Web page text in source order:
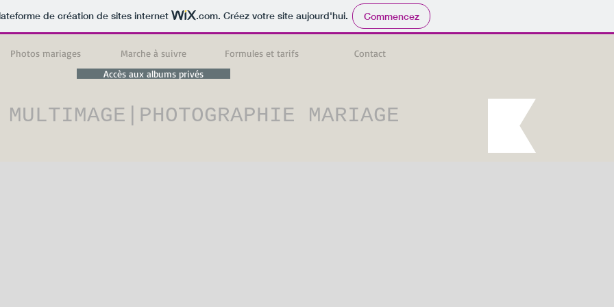
de création de sites internet .com. Créez votre site aujourd'hui. Commencez
Photos mariages Marche à suivre Formules et tarifs
Contact
Accès aux albums privés
MARIAGE